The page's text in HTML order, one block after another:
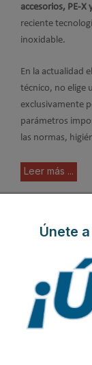
accesorios, PE-
reciente
inoxidable.
En la actualidad
técnico, no elige
exclusivamente
parámetros
las normas,
Leer más ...
Suscribirse a
Únete